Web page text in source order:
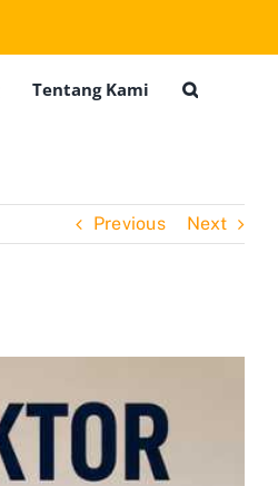
Tentang Kami
Previous Next